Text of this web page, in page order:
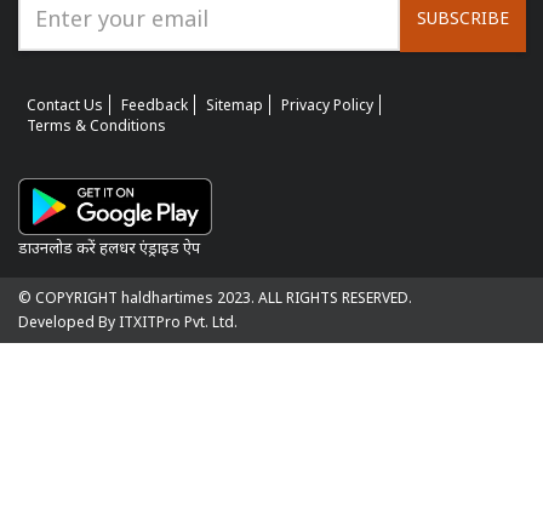
SUBSCRIBE
Contact Us Feedback Sitemap
Privacy Policy
Terms & Conditions
डाउनलोड करें हलधर एंड्राइड ऐप
© COPYRIGHT haldhartimes 2023. ALL RIGHTS RESERVED.
Developed By ITXITPro Pvt. Ltd.